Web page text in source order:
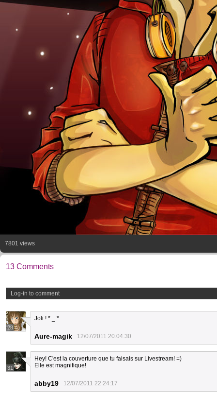
7801 views
13 Comments
Log-in to comment
28
Joli ! * _ *
Aure-magik 12/07/2011 20:04:30
31
Hey! C'est la couverture que tu faisais sur Livestream! =)
Elle est magnifique!
abby19 12/07/2011 22:24:17